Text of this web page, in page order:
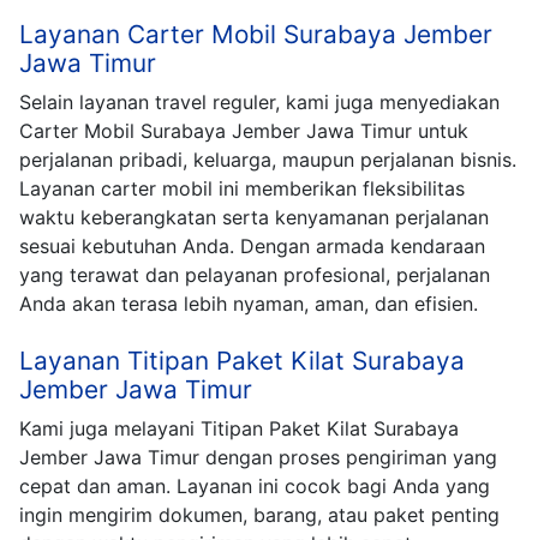
Layanan Carter Mobil Surabaya Jember
Jawa Timur
Selain layanan travel reguler, kami juga menyediakan
Carter Mobil Surabaya Jember Jawa Timur untuk
perjalanan pribadi, keluarga, maupun perjalanan bisnis.
Layanan carter mobil ini memberikan fleksibilitas
waktu keberangkatan serta kenyamanan perjalanan
sesuai kebutuhan Anda. Dengan armada kendaraan
yang terawat dan pelayanan profesional, perjalanan
Anda akan terasa lebih nyaman, aman, dan efisien.
Layanan Titipan Paket Kilat Surabaya
Jember Jawa Timur
Kami juga melayani Titipan Paket Kilat Surabaya
Jember Jawa Timur dengan proses pengiriman yang
cepat dan aman. Layanan ini cocok bagi Anda yang
ingin mengirim dokumen, barang, atau paket penting